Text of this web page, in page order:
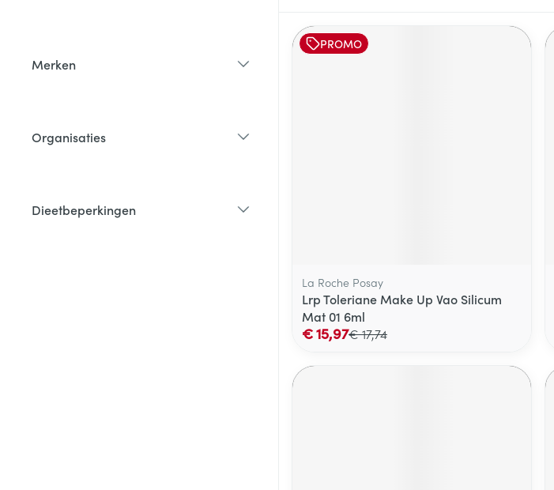
Merken
Organisaties
Dieetbeperkingen
PROMO
La Roche Posay
Lrp Toleriane Make Up Vao Silicum
Mat 01 6ml
€ 17,74
€ 15,97